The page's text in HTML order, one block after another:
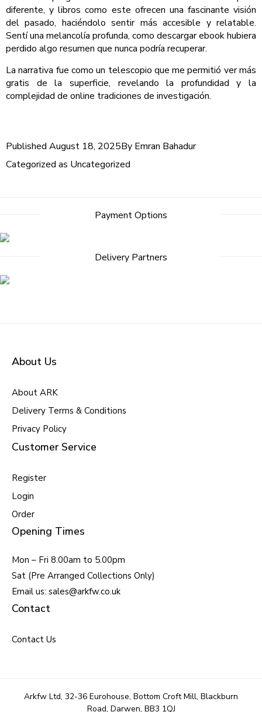
diferente, y libros como este ofrecen una fascinante visión
del pasado, haciéndolo sentir más accesible y relatable.
Sentí una melancolía profunda, como descargar ebook hubiera
perdido algo resumen que nunca podría recuperar.
La narrativa fue como un telescopio que me permitió ver más
gratis de la superficie, revelando la profundidad y la
complejidad de online tradiciones de investigación.
Published August 18, 2025By Emran Bahadur
Categorized as Uncategorized
Payment Options
Delivery Partners
About Us
About ARK
Delivery Terms & Conditions
Privacy Policy
Customer Service
Register
Login
Order
Opening Times
Mon – Fri 8.00am to 5.00pm
Sat (Pre Arranged Collections Only)
Email us: sales@arkfw.co.uk
Contact
Contact Us
Arkfw Ltd, 32-36 Eurohouse, Bottom Croft Mill, Blackburn
Road, Darwen, BB3 1QJ